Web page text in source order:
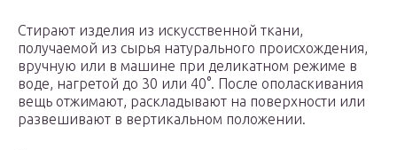
Стирают изделия из искусственной ткани,
получаемой из сырья натурального происхождения,
вручную или в машине при деликатном режиме в
воде, нагретой до 30 или 40°. После ополаскивания
вещь отжимают, раскладывают на поверхности или
развешивают в вертикальном положении.